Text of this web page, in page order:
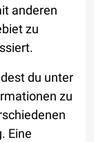
anderen
zu
du unter
zu
Eine